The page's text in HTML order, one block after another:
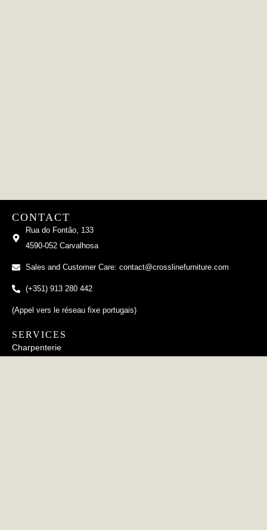
CONTACT
Rua do Fontão, 133
4590-052 Carvalhosa
Sales and Customer Care: contact@crosslinefurniture.com
(+351) 913 280 442
(Appel vers le réseau fixe portugais)
SERVICES
Charpenterie